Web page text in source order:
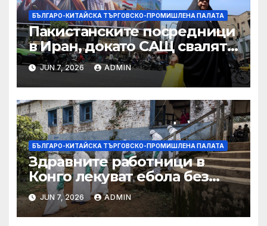
БЪЛГАРО-КИТАЙСКА ТЪРГОВСКО-ПРОМИШЛЕНА ПАЛАТА
Пакистанските посредници
в Иран, докато САЩ свалят
дронове, Ливан търси мир
JUN 7, 2026 ADMIN
БЪЛГАРО-КИТАЙСКА ТЪРГОВСКО-ПРОМИШЛЕНА ПАЛАТА
Здравните работници в
Конго лекуват ебола без
заплащане, докато СЗО
търси ресурси
JUN 7, 2026 ADMIN